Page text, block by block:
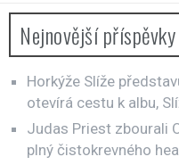
Nejnovější příspěvky
Horkýže Slíže
otevírá cestu k albu,
Judas Priest zbourali
plný čistokrevného